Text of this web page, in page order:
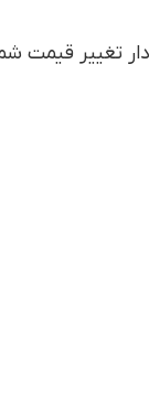
تغییر قیمت شماره